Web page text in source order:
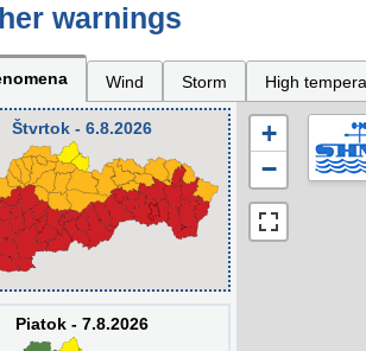
warnings
Wind Storm High
Štvrtok - 6.8.2026
Piatok - 7.8.2026
+
−